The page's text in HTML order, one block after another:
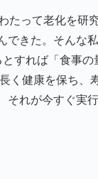
たって老化を研
できた。そんな
すれば「食事の
く健康を保ち、
それが今すぐ実